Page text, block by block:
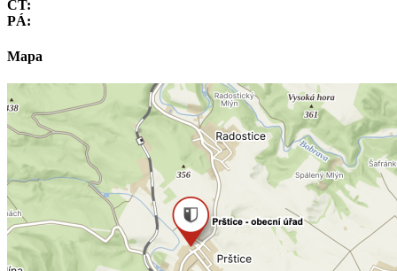
ČT:
PÁ:
Mapa